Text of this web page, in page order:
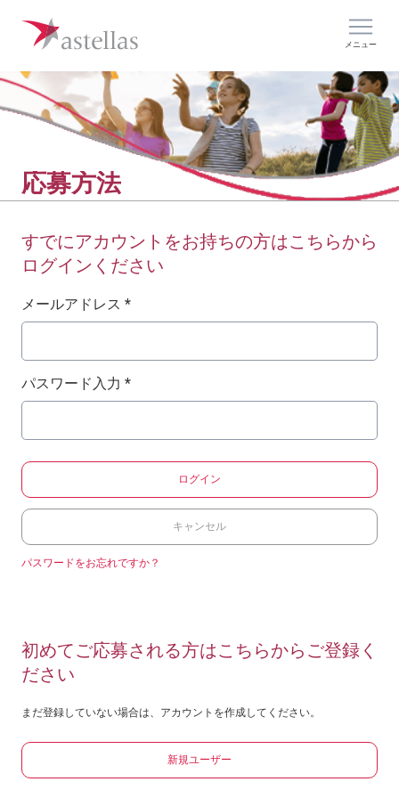
メニュー
応募方法
すでにアカウントをお持ちの方はこちらから
ログインください
ログイン：ユーザー名とパスワード
メールアドレス *
パスワード入力 *
ログイン
キャンセル
パスワードをお忘れですか？
初めてご応募される方はこちらからご登録く
ださい
まだ登録していない場合は、アカウントを作成してください。
新規ユーザー